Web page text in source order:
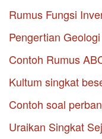
Rumus Fungsi
Pengertian
Contoh Rumus
Kultum singkat
Contoh soal
Uraikan Singkat